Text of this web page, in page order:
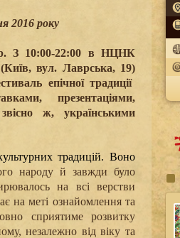
2016 року
З 10:00-22:00 в НЦНК
(Київ, вул. Лаврська, 19)
епічної традиції
презентаціями,
ж, українськими
традицій. Воно
народу й завжди було
на всі верстви
на меті ознайомлення та
сприятиме розвитку
незалежно від віку та